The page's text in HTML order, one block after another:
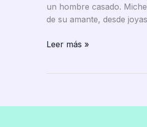
un hombre casado.
de su amante, desde
La
Michelle
Leer más »